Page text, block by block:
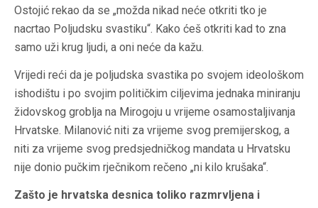
Ostojić rekao da se „možda nikad neće otkriti tko je
nacrtao Poljudsku svastiku“. Kako ćeš otkriti kad to zna
samo uži krug ljudi, a oni neće da kažu.
Vrijedi reći da je poljudska svastika po svojem ideološkom
ishodištu i po svojim političkim ciljevima jednaka miniranju
židovskog groblja na Mirogoju u vrijeme osamostaljivanja
Hrvatske. Milanović niti za vrijeme svog premijerskog, a
niti za vrijeme svog predsjedničkog mandata u Hrvatsku
nije donio pučkim rječnikom rečeno „ni kilo krušaka“.
Zašto je hrvatska desnica toliko razmrvljena i